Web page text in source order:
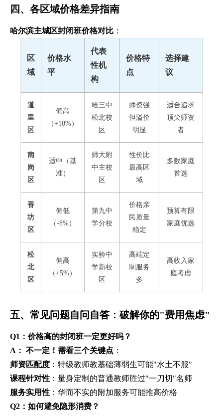
四、各区域价格差异指南
哈尔滨主城区封闭班价格对比 ：
区
域
价格水
平
代表
性机
构
价格特
点
选择建
议
道
里
区
偏高
（+10%）
哈三中
松北校
区
师资强
但溢价
明显
适合追求
顶尖师资
者
南
岗
区
适中（基
准）
师大附
中主校
区
性价比
最高区
域
多数家庭
首选
香
坊
区
偏低
（-8%）
第九中
学分校
价格亲
民质量
稳定
预算有限
家庭优选
松
北
区
偏高
（+5%）
实验中
学新校
区
高端定
制服务
多
高收入家
庭考虑
五、常见问题自问自答：破解你的"费用焦虑"
Q1：价格高的封闭班一定更好吗？
A： 不一定！需看三个关键点 ：
师资匹配度 ：特级教师教基础薄弱生可能"水土不服"
课程针对性 ：量身定制的普通教师胜过"一刀切"名师
服务实用性 ：华而不实的附加服务可能推高价格
Q2：如何避免隐形消费？